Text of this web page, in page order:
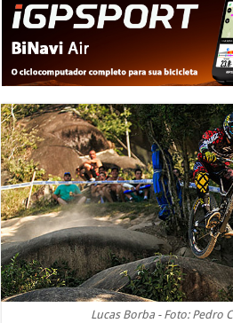
Lucas Borba - Foto: Pedro